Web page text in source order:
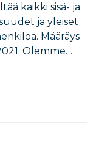
kaikki sisä- ja
ja yleiset
Määräys
Olemme…